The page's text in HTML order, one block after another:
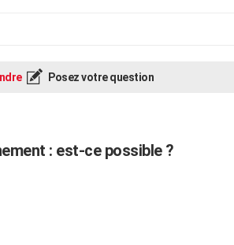
Posez votre question
: est-ce possible ?